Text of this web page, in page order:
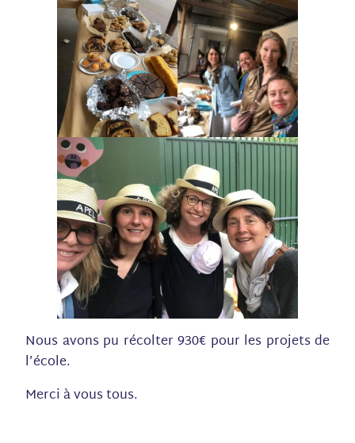
Nous avons pu récolter 930€ pour les projets de
l’école.
Merci à vous tous.